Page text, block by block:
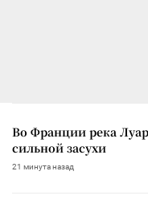
Во Франции река
сильной засухи
21 минута назад